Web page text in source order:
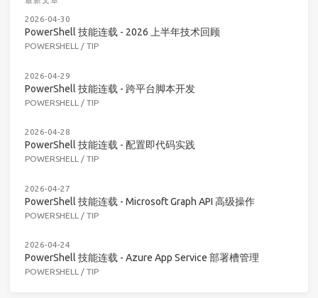
2026-04-30
PowerShell 技能连载 - 2026 上半年技术回顾
POWERSHELL / TIP
2026-04-29
PowerShell 技能连载 - 跨平台脚本开发
POWERSHELL / TIP
2026-04-28
PowerShell 技能连载 - 配置即代码实践
POWERSHELL / TIP
2026-04-27
PowerShell 技能连载 - Microsoft Graph API 高级操作
POWERSHELL / TIP
2026-04-24
PowerShell 技能连载 - Azure App Service 部署槽管理
POWERSHELL / TIP